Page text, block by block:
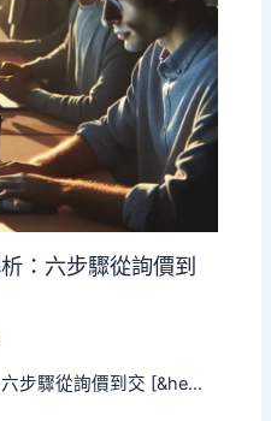
：六步驟從詢價到
步驟從詢價到交 [&he...